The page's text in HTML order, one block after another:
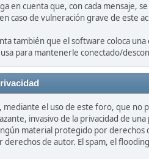
en cuenta que, con cada mensaje,
caso de vulneración grave de este
también que el software coloca
usa para mantenerle conectado/
mediante el uso de este foro, que no
invasivo de la privacidad de
material protegido por
de autor. El spam, el